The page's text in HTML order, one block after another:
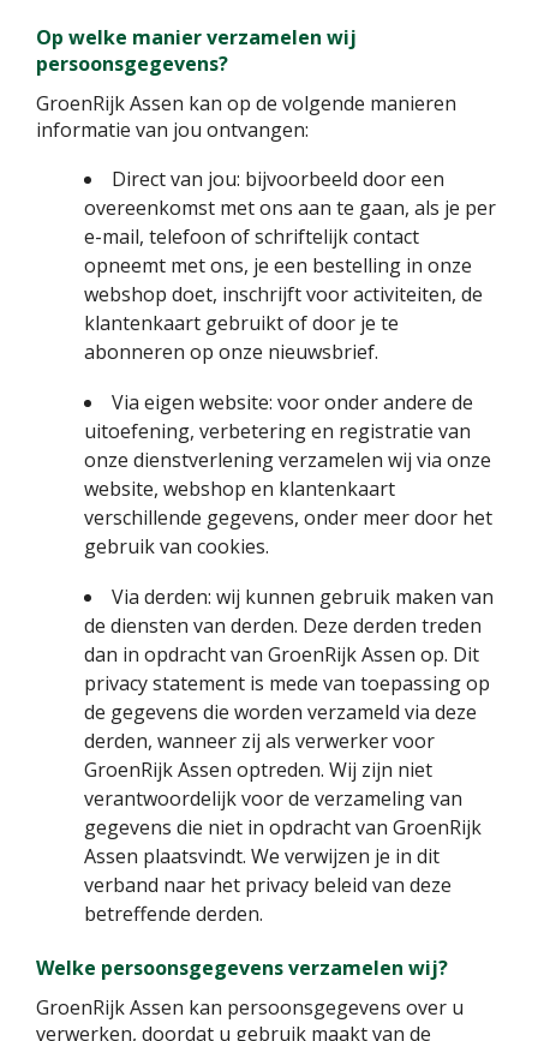
Op welke manier verzamelen wij
persoonsgegevens?
GroenRijk Assen kan op de volgende manieren
informatie van jou ontvangen:
Direct van jou: bijvoorbeeld door een
overeenkomst met ons aan te gaan, als je per
e-mail, telefoon of schriftelijk contact
opneemt met ons, je een bestelling in onze
webshop doet, inschrijft voor activiteiten, de
klantenkaart gebruikt of door je te
abonneren op onze nieuwsbrief.
Via eigen website: voor onder andere de
uitoefening, verbetering en registratie van
onze dienstverlening verzamelen wij via onze
website, webshop en klantenkaart
verschillende gegevens, onder meer door het
gebruik van cookies.
Via derden: wij kunnen gebruik maken van
de diensten van derden. Deze derden treden
dan in opdracht van GroenRijk Assen op. Dit
privacy statement is mede van toepassing op
de gegevens die worden verzameld via deze
derden, wanneer zij als verwerker voor
GroenRijk Assen optreden. Wij zijn niet
verantwoordelijk voor de verzameling van
gegevens die niet in opdracht van GroenRijk
Assen plaatsvindt. We verwijzen je in dit
verband naar het privacy beleid van deze
betreffende derden.
Welke persoonsgegevens verzamelen wij?
GroenRijk Assen kan persoonsgegevens over u
verwerken, doordat u gebruik maakt van de